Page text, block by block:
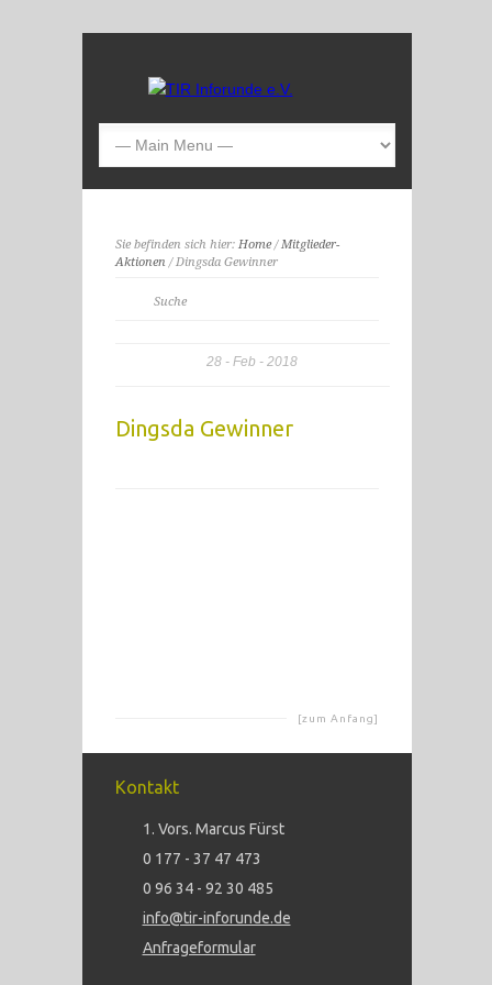
Sie befinden sich hier: Home/Mitglieder-
Aktionen / Dingsda Gewinner
28 Feb 2018
Dingsda Gewinner
[zum Anfang]
Kontakt
1. Vors. Marcus Fürst
0 177 - 37 47 473
0 96 34 - 92 30 485
info@tir-inforunde.de
Anfrageformular